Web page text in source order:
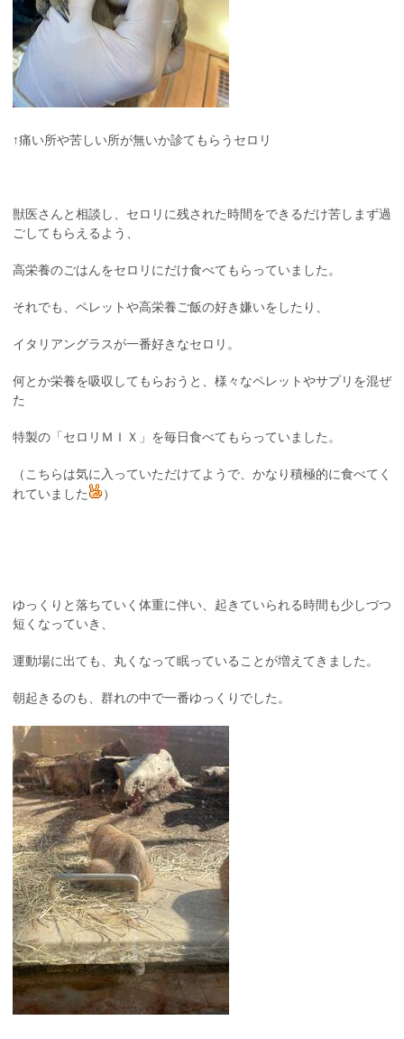
↑痛い所や苦しい所が無いか診てもらうセロリ
獣医さんと相談し、セロリに残された時間をできるだけ苦しまず過
ごしてもらえるよう、
高栄養のごはんをセロリにだけ食べてもらっていました。
それでも、ペレットや高栄養ご飯の好き嫌いをしたり、
イタリアングラスが一番好きなセロリ。
何とか栄養を吸収してもらおうと、様々なペレットやサプリを混ぜ
た
特製の「セロリＭＩＸ」を毎日食べてもらっていました。
（こちらは気に入っていただけてようで、かなり積極的に食べてく
れていました
）
ゆっくりと落ちていく体重に伴い、起きていられる時間も少しづつ
短くなっていき、
運動場に出ても、丸くなって眠っていることが増えてきました。
朝起きるのも、群れの中で一番ゆっくりでした。